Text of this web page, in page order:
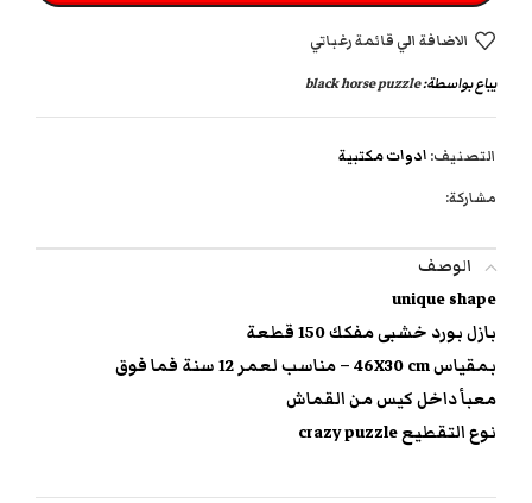
الاضافة الي قائمة رغباتي
يباع بواسطة:black horse puzzle
التصنيف: ادوات مكتبية
مشاركة:
الوصف
unique shape
بازل بورد خشبى مفكك 150 قطعة
بمقياس 46X30 cm – مناسب لعمر 12 سنة فما فوق
معبأ داخل كيس من القماش
نوع التقطيع crazy puzzle